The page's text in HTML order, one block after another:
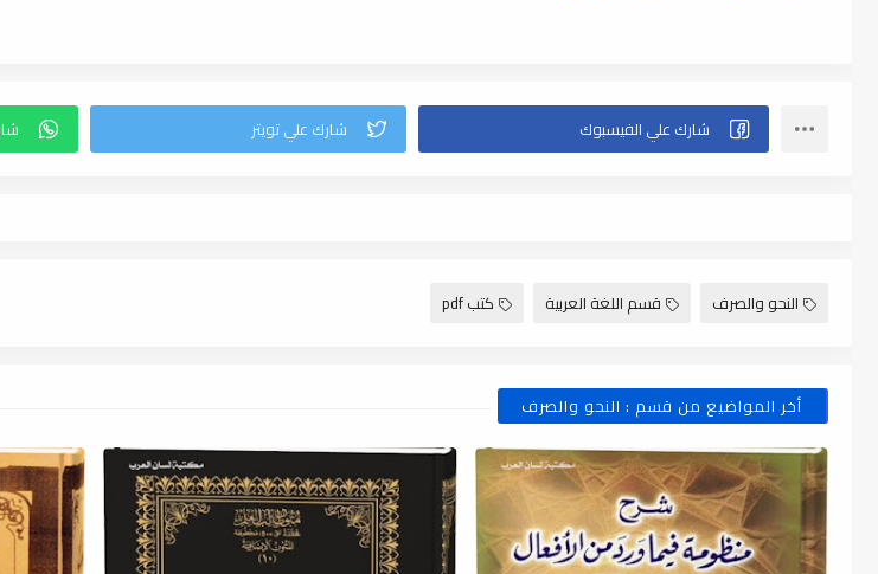
النحو والصرف قسم اللغة العربية كتب pdf
أخر المواضيع من قسم : النحو والصرف